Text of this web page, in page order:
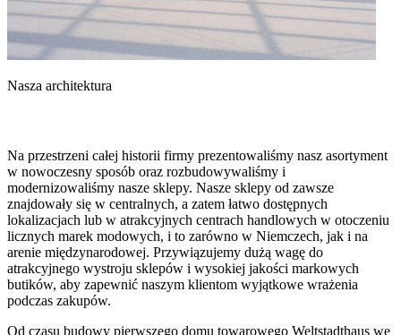
Nasza architektura
Na przestrzeni całej historii firmy prezentowaliśmy nasz asortyment
w nowoczesny sposób oraz rozbudowywaliśmy i
modernizowaliśmy nasze sklepy. Nasze sklepy od zawsze
znajdowały się w centralnych, a zatem łatwo dostępnych
lokalizacjach lub w atrakcyjnych centrach handlowych w otoczeniu
licznych marek modowych, i to zarówno w Niemczech, jak i na
arenie międzynarodowej. Przywiązujemy dużą wagę do
atrakcyjnego wystroju sklepów i wysokiej jakości markowych
butików, aby zapewnić naszym klientom wyjątkowe wrażenia
podczas zakupów.
Od czasu budowy pierwszego domu towarowego Weltstadthaus we